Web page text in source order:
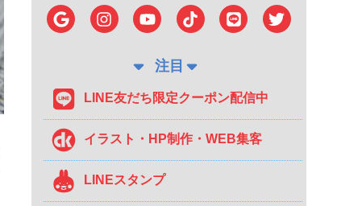
注目
LINE友だち限定クーポン配信中
イラスト・HP制作・WEB集客
LINEスタンプ